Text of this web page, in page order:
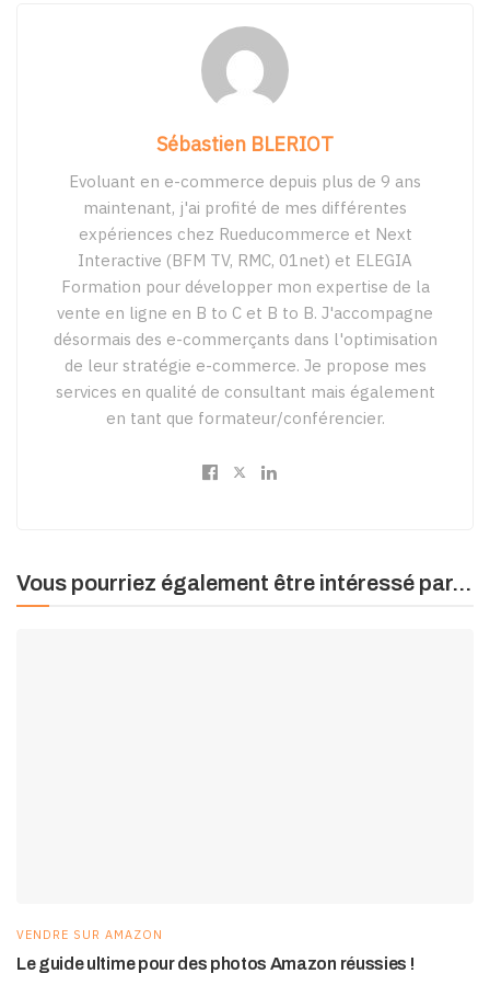
Sébastien BLERIOT
Evoluant en e-commerce depuis plus de 9 ans
maintenant, j'ai profité de mes différentes
expériences chez Rueducommerce et Next
Interactive (BFM TV, RMC, 01net) et ELEGIA
Formation pour développer mon expertise de la
vente en ligne en B to C et B to B. J'accompagne
désormais des e-commerçants dans l'optimisation
de leur stratégie e-commerce. Je propose mes
services en qualité de consultant mais également
en tant que formateur/conférencier.
Vous pourriez également être intéressé par...
VENDRE SUR AMAZON
Le guide ultime pour des photos Amazon réussies !